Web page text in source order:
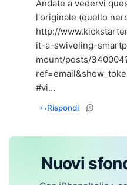
Andate a vedervi
http://
it-a-swiveling-
mount/posts/
#vi…
Rispondi
Nuovi